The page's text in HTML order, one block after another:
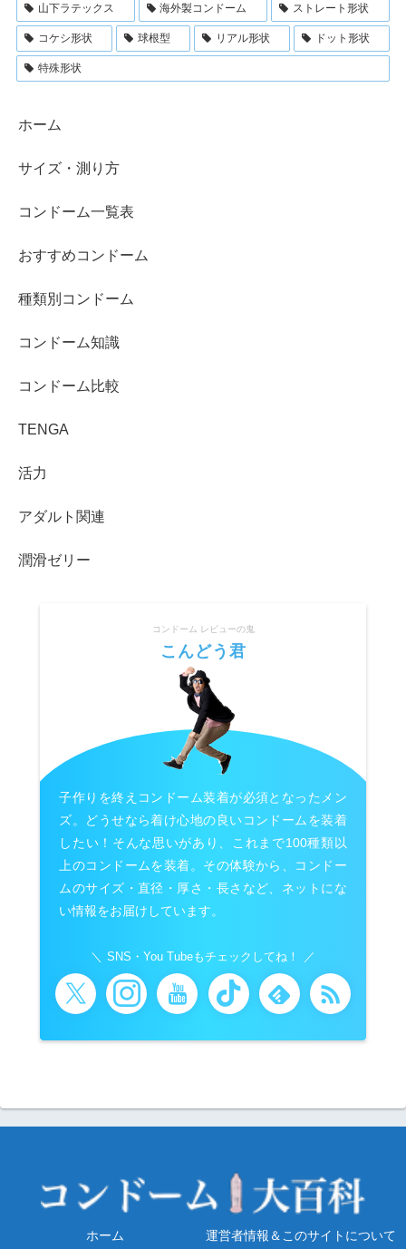
山下ラテックス 海外製コンドーム ストレート形状
コケシ形状 球根型 リアル形状 ドット形状
特殊形状
ホーム
サイズ・測り方
コンドーム一覧表
おすすめコンドーム
種類別コンドーム
コンドーム知識
コンドーム比較
TENGA
活力
アダルト関連
潤滑ゼリー
コンドーム レビューの鬼
こんどう君
子作りを終えコンドーム装着が必須となったメン
ズ。どうせなら着け心地の良いコンドームを装着
したい！そんな思いがあり、これまで100種類以
上のコンドームを装着。その体験から、コンドー
ムのサイズ・直径・厚さ・長さなど、ネットにな
い情報をお届けしています。
SNS・You Tubeもチェックしてね！
ホーム 運営者情報＆このサイトについて